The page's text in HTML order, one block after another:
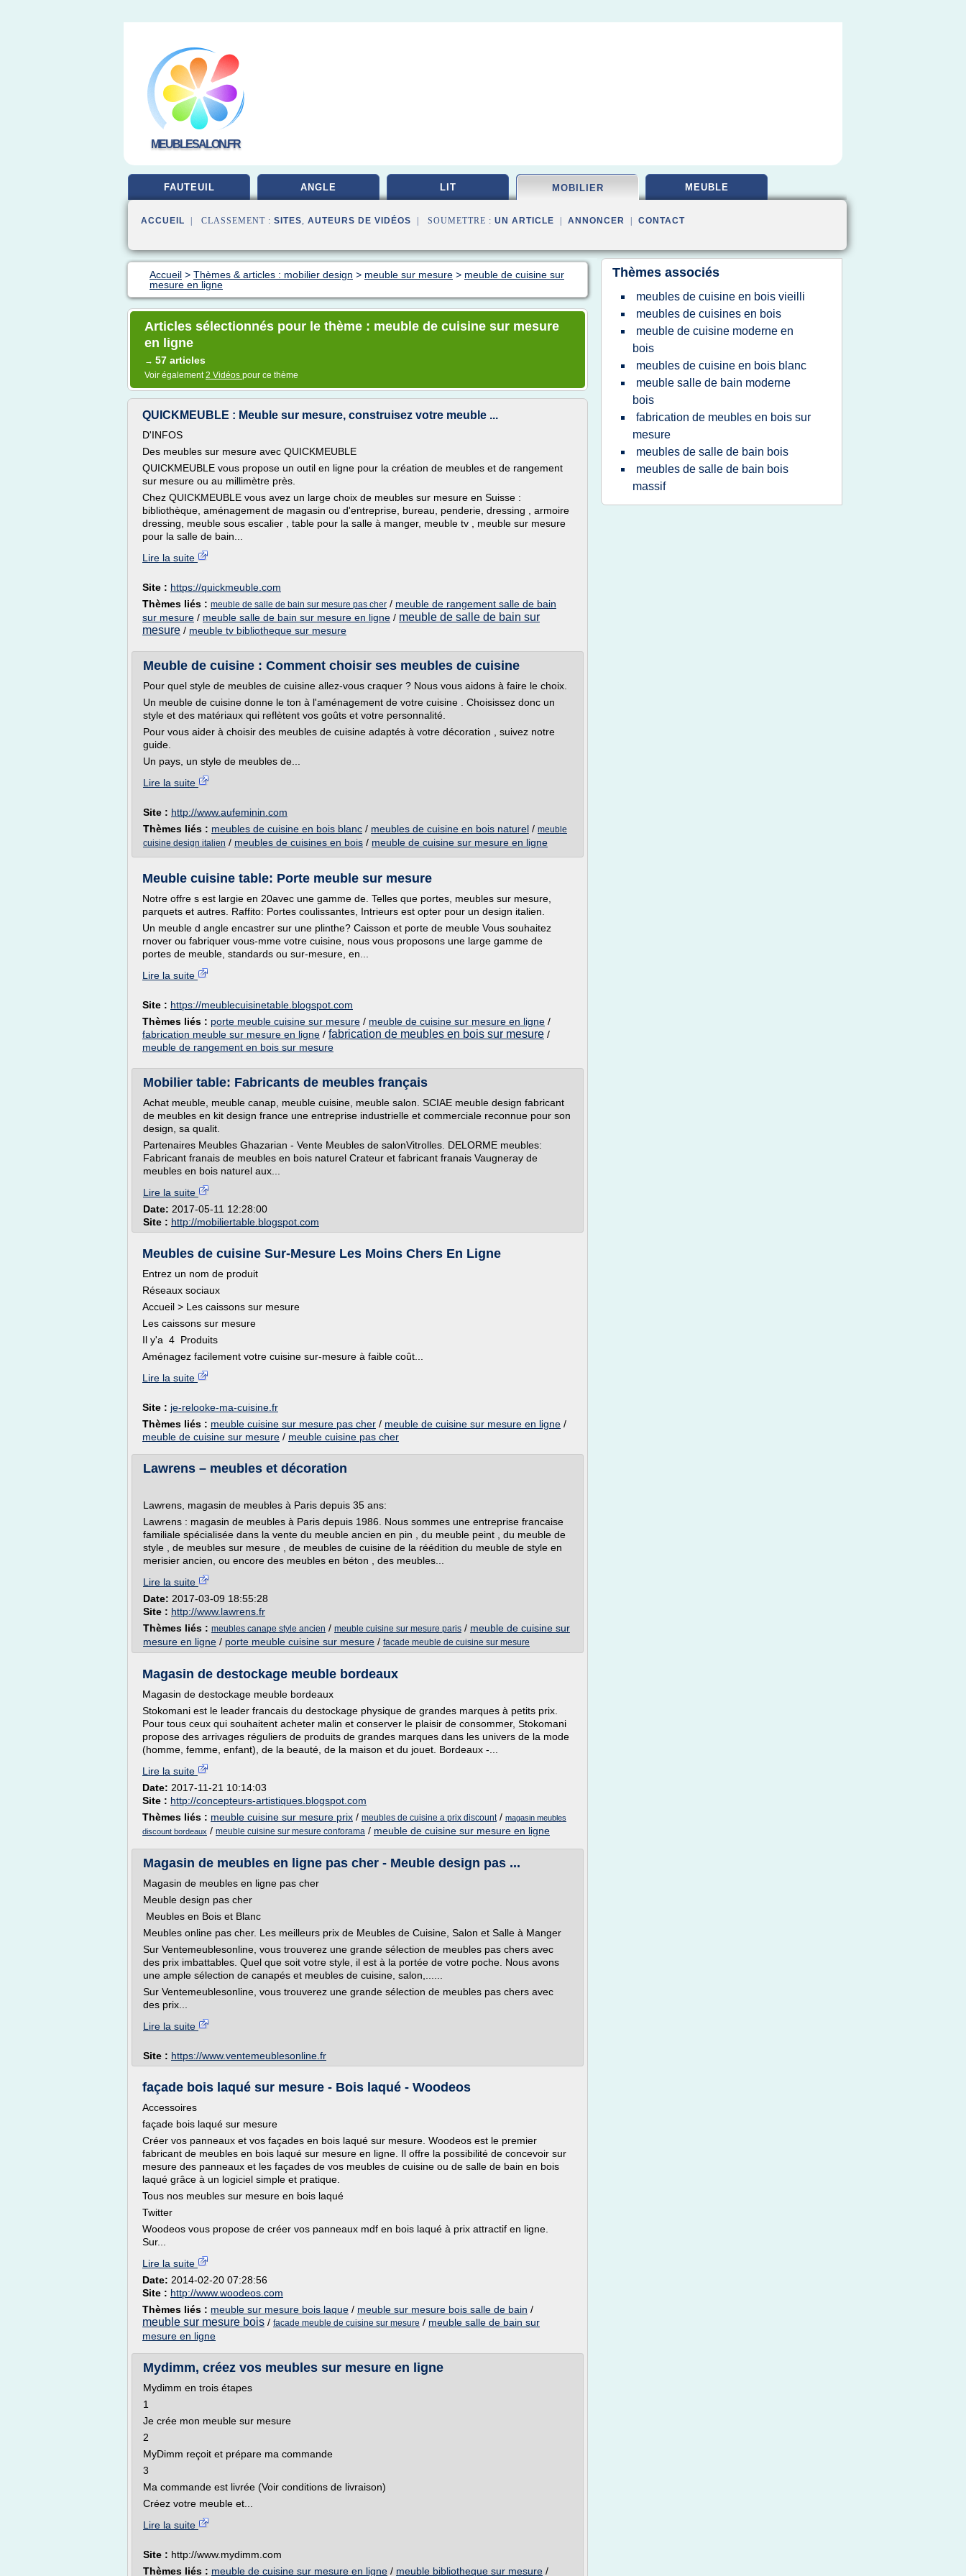
MEUBLESALON.FR
FAUTEUIL ANGLE LIT MOBILIER MEUBLE
ACCUEIL | CLASSEMENT : SITES, AUTEURS DE VIDÉOS | SOUMETTRE : UN ARTICLE ANNONCER CONTACT
Accueil > Thèmes & articles : mobilier design > meuble sur mesure > meuble de cuisine sur
mesure en ligne
Articles sélectionnés pour le thème : meuble de cuisine sur mesure
en ligne
→ 57 articles
Voir également2 Vidéos pour ce thème
QUICKMEUBLE : Meuble sur mesure, construisez votre meuble ...
D'INFOS
Des meubles sur mesure avec QUICKMEUBLE
QUICKMEUBLE vous propose un outil en ligne pour la création de meubles et de rangement
sur mesure ou au millimètre près.
Chez QUICKMEUBLE vous avez un large choix de meubles sur mesure en Suisse :
bibliothèque, aménagement de magasin ou d'entreprise, bureau, penderie, dressing , armoire
dressing, meuble sous escalier , table pour la salle à manger, meuble tv , meuble sur mesure
pour la salle de bain...
Lire la suite
Site : https://quickmeuble.com
Thèmes liés : meuble de salle de bain sur mesure pas cher / meuble de rangement salle de bain
sur mesure / meuble salle de bain sur mesure en ligne / meuble de salle de bain sur
mesure / meuble tv bibliotheque sur mesure
Meuble de cuisine : Comment choisir ses meubles de cuisine
Pour quel style de meubles de cuisine allez-vous craquer ? Nous vous aidons à faire le choix.
Un meuble de cuisine donne le ton à l'aménagement de votre cuisine . Choisissez donc un
style et des matériaux qui reflètent vos goûts et votre personnalité.
Pour vous aider à choisir des meubles de cuisine adaptés à votre décoration , suivez notre
guide.
Un pays, un style de meubles de...
Lire la suite
Site : http://www.aufeminin.com
Thèmes liés : meubles de cuisine en bois blanc / meubles de cuisine en bois naturel / meuble
cuisine design italien / meubles de cuisines en bois / meuble de cuisine sur mesure en ligne
Meuble cuisine table: Porte meuble sur mesure
Notre offre s est largie en 20avec une gamme de. Telles que portes, meubles sur mesure,
parquets et autres. Raffito: Portes coulissantes, Intrieurs est opter pour un design italien.
Un meuble d angle encastrer sur une plinthe? Caisson et porte de meuble Vous souhaitez
rnover ou fabriquer vous-mme votre cuisine, nous vous proposons une large gamme de
portes de meuble, standards ou sur-mesure, en...
Lire la suite
Site : https://meublecuisinetable.blogspot.com
Thèmes liés : porte meuble cuisine sur mesure / meuble de cuisine sur mesure en ligne /
fabrication meuble sur mesure en ligne / fabrication de meubles en bois sur mesure /
meuble de rangement en bois sur mesure
Mobilier table: Fabricants de meubles français
Achat meuble, meuble canap, meuble cuisine, meuble salon. SCIAE meuble design fabricant
de meubles en kit design france une entreprise industrielle et commerciale reconnue pour son
design, sa qualit.
Partenaires Meubles Ghazarian - Vente Meubles de salonVitrolles. DELORME meubles:
Fabricant franais de meubles en bois naturel Crateur et fabricant franais Vaugneray de
meubles en bois naturel aux...
Lire la suite
Date: 2017-05-11 12:28:00
Site : http://mobiliertable.blogspot.com
Meubles de cuisine Sur-Mesure Les Moins Chers En Ligne
Entrez un nom de produit
Réseaux sociaux
Accueil > Les caissons sur mesure
Les caissons sur mesure
Il y'a 4 Produits
Aménagez facilement votre cuisine sur-mesure à faible coût...
Lire la suite
Site : je-relooke-ma-cuisine.fr
Thèmes liés : meuble cuisine sur mesure pas cher / meuble de cuisine sur mesure en ligne /
meuble de cuisine sur mesure / meuble cuisine pas cher
Lawrens – meubles et décoration
Lawrens, magasin de meubles à Paris depuis 35 ans:
Lawrens : magasin de meubles à Paris depuis 1986. Nous sommes une entreprise francaise
familiale spécialisée dans la vente du meuble ancien en pin , du meuble peint , du meuble de
style , de meubles sur mesure , de meubles de cuisine de la réédition du meuble de style en
merisier ancien, ou encore des meubles en béton , des meubles...
Lire la suite
Date: 2017-03-09 18:55:28
Site : http://www.lawrens.fr
Thèmes liés : meubles canape style ancien / meuble cuisine sur mesure paris / meuble de cuisine sur
mesure en ligne / porte meuble cuisine sur mesure / facade meuble de cuisine sur mesure
Magasin de destockage meuble bordeaux
Magasin de destockage meuble bordeaux
Stokomani est le leader francais du destockage physique de grandes marques à petits prix.
Pour tous ceux qui souhaitent acheter malin et conserver le plaisir de consommer, Stokomani
propose des arrivages réguliers de produits de grandes marques dans les univers de la mode
(homme, femme, enfant), de la beauté, de la maison et du jouet. Bordeaux -...
Lire la suite
Date: 2017-11-21 10:14:03
Site : http://concepteurs-artistiques.blogspot.com
Thèmes liés : meuble cuisine sur mesure prix / meubles de cuisine a prix discount/ magasin meubles
discount bordeaux / meuble cuisine sur mesure conforama / meuble de cuisine sur mesure en ligne
Magasin de meubles en ligne pas cher - Meuble design pas ...
Magasin de meubles en ligne pas cher
Meuble design pas cher
Meubles en Bois et Blanc
Meubles online pas cher. Les meilleurs prix de Meubles de Cuisine, Salon et Salle à Manger
Sur Ventemeublesonline, vous trouverez une grande sélection de meubles pas chers avec
des prix imbattables. Quel que soit votre style, il est à la portée de votre poche. Nous avons
une ample sélection de canapés et meubles de cuisine, salon,......
Sur Ventemeublesonline, vous trouverez une grande sélection de meubles pas chers avec
des prix...
Lire la suite
Site : https://www.ventemeublesonline.fr
façade bois laqué sur mesure - Bois laqué - Woodeos
Accessoires
façade bois laqué sur mesure
Créer vos panneaux et vos façades en bois laqué sur mesure. Woodeos est le premier
fabricant de meubles en bois laqué sur mesure en ligne. Il offre la possibilité de concevoir sur
mesure des panneaux et les façades de vos meubles de cuisine ou de salle de bain en bois
laqué grâce à un logiciel simple et pratique.
Tous nos meubles sur mesure en bois laqué
Twitter
Woodeos vous propose de créer vos panneaux mdf en bois laqué à prix attractif en ligne.
Sur...
Lire la suite
Date: 2014-02-20 07:28:56
Site : http://www.woodeos.com
Thèmes liés : meuble sur mesure bois laque / meuble sur mesure bois salle de bain /
meuble sur mesure bois / facade meuble de cuisine sur mesure / meuble salle de bain sur
mesure en ligne
Mydimm, créez vos meubles sur mesure en ligne
Mydimm en trois étapes
1
Je crée mon meuble sur mesure
2
MyDimm reçoit et prépare ma commande
3
Ma commande est livrée (Voir conditions de livraison)
Créez votre meuble et...
Lire la suite
Site : http://www.mydimm.com
Thèmes liés : meuble de cuisine sur mesure en ligne / meuble bibliotheque sur mesure /
Thèmes associés
meubles de cuisine en bois vieilli
meubles de cuisines en bois
meuble de cuisine moderne en
bois
meubles de cuisine en bois blanc
meuble salle de bain moderne
bois
fabrication de meubles en bois sur
mesure
meubles de salle de bain bois
meubles de salle de bain bois
massif